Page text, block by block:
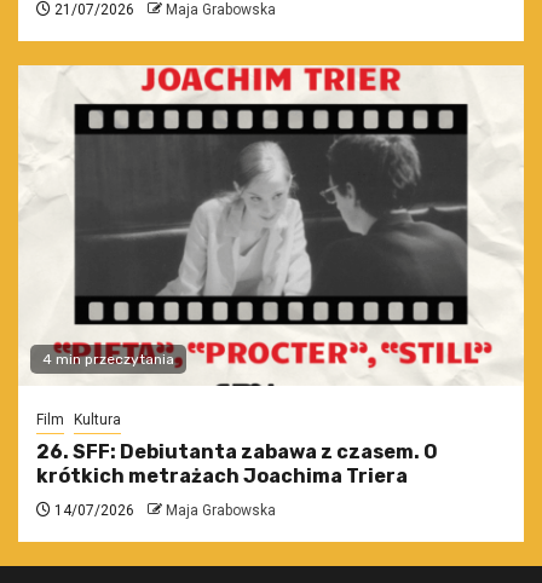
21/07/2026 Maja Grabowska
4 min przeczytania
Film Kultura
26. SFF: Debiutanta zabawa z czasem. O
krótkich metrażach Joachima Triera
14/07/2026 Maja Grabowska